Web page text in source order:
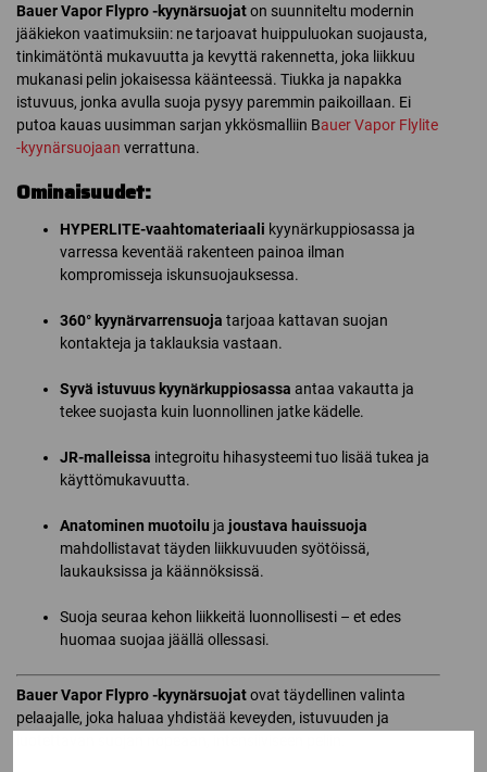
Bauer Vapor Flypro -kyynärsuojaton suunniteltu modernin
jääkiekon vaatimuksiin: ne tarjoavat huippuluokan suojausta,
tinkimätöntä mukavuutta ja kevyttä rakennetta, joka liikkuu
mukanasi pelin jokaisessa käänteessä. Tiukka ja napakka
istuvuus, jonka avulla suoja pysyy paremmin paikoillaan. Ei
putoa kauas uusimman sarjan ykkösmalliin Bauer Vapor Flylite
-kyynärsuojaan verrattuna.
Ominaisuudet:
HYPERLITE-vaahtomateriaali kyynärkuppiosassa ja
varressa keventää rakenteen painoa ilman
kompromisseja iskunsuojauksessa.
360° kyynärvarrensuoja tarjoaa kattavan suojan
kontakteja ja taklauksia vastaan.
Syvä istuvuus kyynärkuppiosassa antaa vakautta ja
tekee suojasta kuin luonnollinen jatke kädelle.
JR-malleissa integroitu hihasysteemi tuo lisää tukea ja
käyttömukavuutta.
Anatominen muotoilu ja joustava hauissuoja
mahdollistavat täyden liikkuvuuden syötöissä,
laukauksissa ja käännöksissä.
Suoja seuraa kehon liikkeitä luonnollisesti – et edes
huomaa suojaa jäällä ollessasi.
Bauer Vapor Flypro -kyynärsuojatovat täydellinen valinta
pelaajalle, joka haluaa yhdistää keveyden, istuvuuden ja